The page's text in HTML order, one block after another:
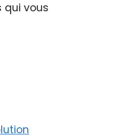
qui vous